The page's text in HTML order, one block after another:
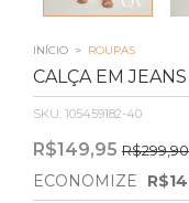
INÍCIO > ROUPAS
CALÇA EM
SKU: 105459182-40
R$149,95 R$299,90
ECONOMIZE